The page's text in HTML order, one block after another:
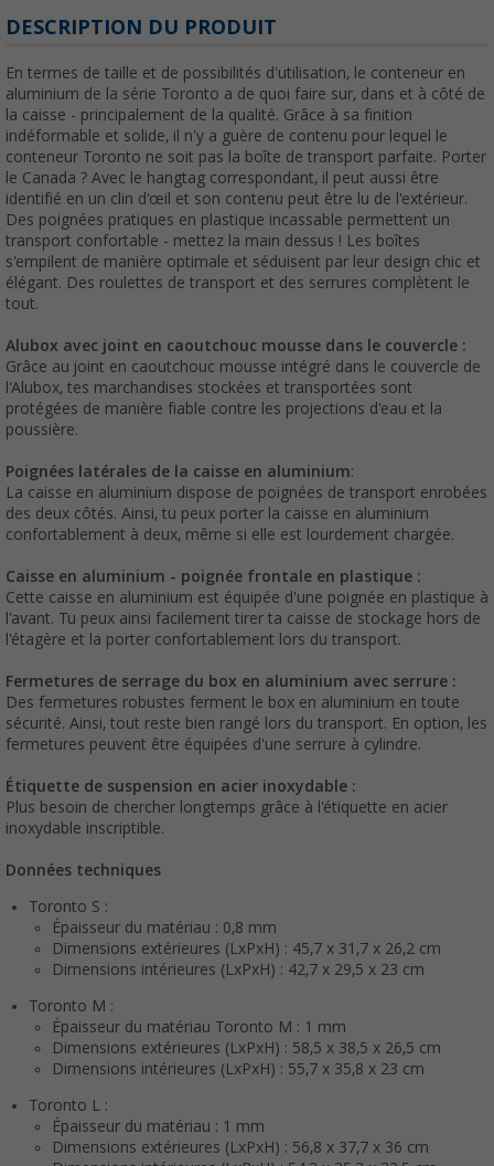
DESCRIPTION DU PRODUIT
En termes de taille et de possibilités d'utilisation, le conteneur en
aluminium de la série Toronto a de quoi faire sur, dans et à côté de
la caisse - principalement de la qualité. Grâce à sa finition
indéformable et solide, il n'y a guère de contenu pour lequel le
conteneur Toronto ne soit pas la boîte de transport parfaite. Porter
le Canada ? Avec le hangtag correspondant, il peut aussi être
identifié en un clin d'œil et son contenu peut être lu de l'extérieur.
Des poignées pratiques en plastique incassable permettent un
transport confortable - mettez la main dessus ! Les boîtes
s'empilent de manière optimale et séduisent par leur design chic et
élégant. Des roulettes de transport et des serrures complètent le
tout.
Alubox avec joint en caoutchouc mousse dans le couvercle :
Grâce au joint en caoutchouc mousse intégré dans le couvercle de
l'Alubox, tes marchandises stockées et transportées sont
protégées de manière fiable contre les projections d'eau et la
poussière.
Poignées latérales de la caisse en aluminium:
La caisse en aluminium dispose de poignées de transport enrobées
des deux côtés. Ainsi, tu peux porter la caisse en aluminium
confortablement à deux, même si elle est lourdement chargée.
Caisse en aluminium - poignée frontale en plastique :
Cette caisse en aluminium est équipée d'une poignée en plastique à
l'avant. Tu peux ainsi facilement tirer ta caisse de stockage hors de
l'étagère et la porter confortablement lors du transport.
Fermetures de serrage du box en aluminium avec serrure :
Des fermetures robustes ferment le box en aluminium en toute
sécurité. Ainsi, tout reste bien rangé lors du transport. En option, les
fermetures peuvent être équipées d'une serrure à cylindre.
Étiquette de suspension en acier inoxydable :
Plus besoin de chercher longtemps grâce à l'étiquette en acier
inoxydable inscriptible.
Données techniques
Toronto S :
Épaisseur du matériau : 0,8 mm
Dimensions extérieures (LxPxH) : 45,7 x 31,7 x 26,2 cm
Dimensions intérieures (LxPxH) : 42,7 x 29,5 x 23 cm
Toronto M :
Épaisseur du matériau Toronto M : 1 mm
Dimensions extérieures (LxPxH) : 58,5 x 38,5 x 26,5 cm
Dimensions intérieures (LxPxH) : 55,7 x 35,8 x 23 cm
Toronto L :
Épaisseur du matériau : 1 mm
Dimensions extérieures (LxPxH) : 56,8 x 37,7 x 36 cm